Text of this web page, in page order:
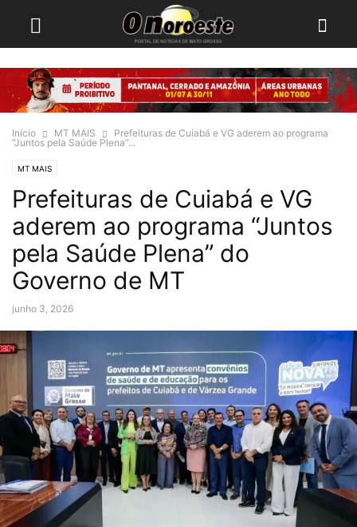
Início MT MAIS
Prefeituras de Cuiabá e VG aderem ao programa
“Juntos pela Saúde Plena”...
MT MAIS
Prefeituras de Cuiabá e VG
aderem ao programa “Juntos
pela Saúde Plena” do
Governo de MT
junho 3, 2026